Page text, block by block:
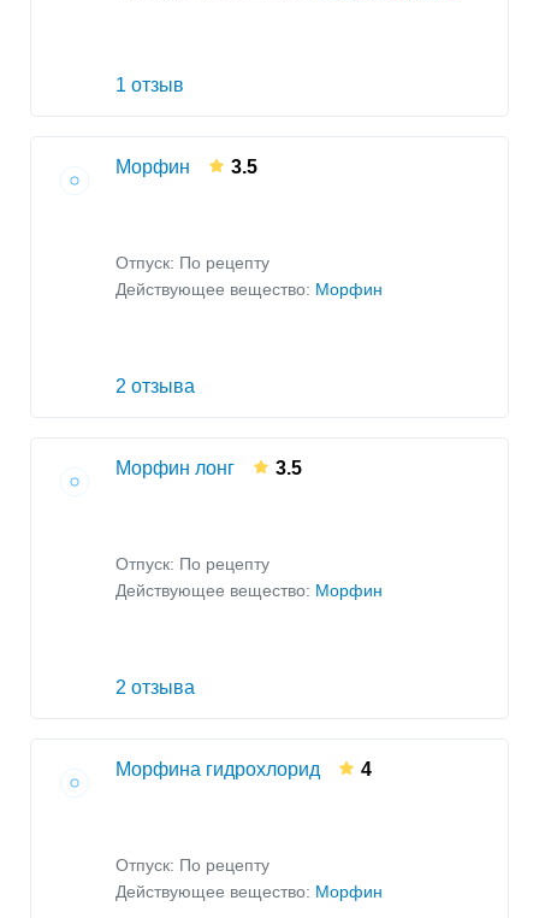
1 отзыв
Морфин 3.5
Отпуск: По рецепту
Действующее вещество: Морфин
2 отзыва
Морфин лонг 3.5
Отпуск: По рецепту
Действующее вещество: Морфин
2 отзыва
Морфина гидрохлорид 4
Отпуск: По рецепту
Действующее вещество: Морфин